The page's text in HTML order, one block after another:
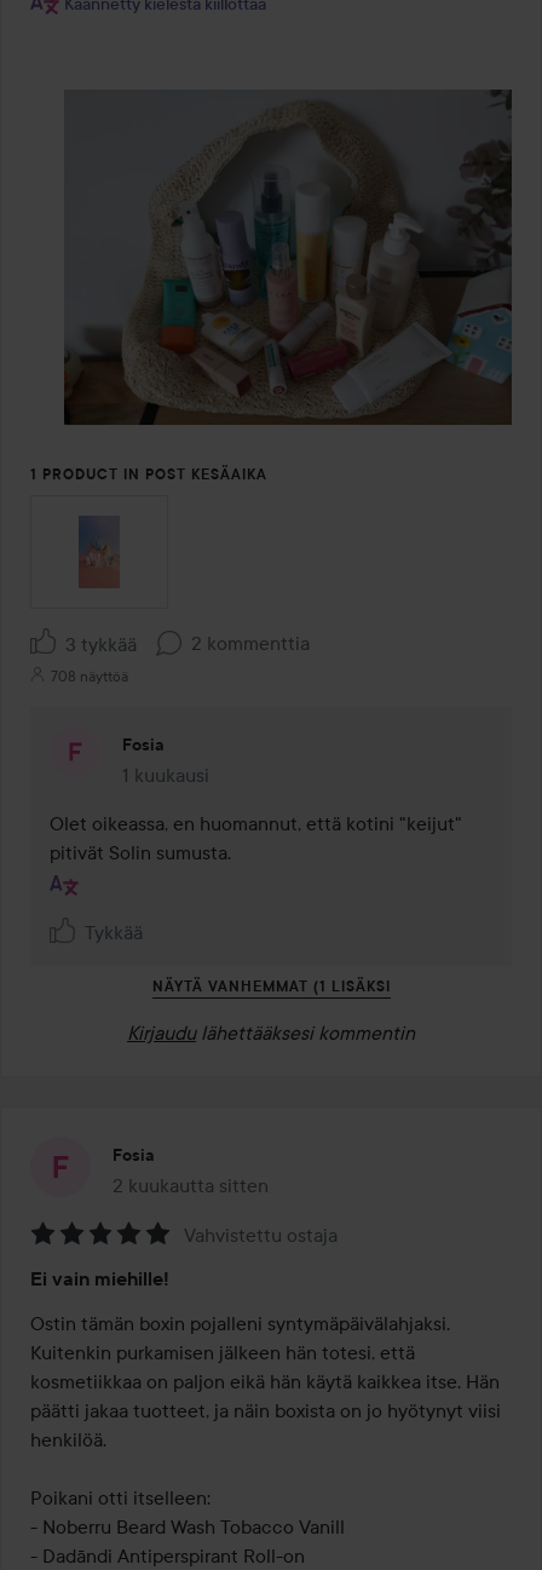
1 PRODUCT IN POST KESÄAIKA
3 tykkää 2 kommenttia
708 näyttöä
Fosia
1 kuukausi
Kommentti lisättiin 1 kuukausi
Olet oikeassa, en huomannut, että kotini "keijut"
pitivät Solin sumusta.
Tykkää
NÄYTÄ VANHEMMAT (1 LISÄKSI
Kirjaudu lähettääksesi kommentin
Fosia
2 kuukautta sitten
Viesti luotiin 2 kuukautta sitten
5
/
5
Vahvistettu ostaja
Ei vain miehille!
Ostin tämän boxin pojalleni syntymäpäivälahjaksi.
Kuitenkin purkamisen jälkeen hän totesi, että
kosmetiikkaa on paljon eikä hän käytä kaikkea itse. Hän
päätti jakaa tuotteet, ja näin boxista on jo hyötynyt viisi
henkilöä.
Poikani otti itselleen:
- Noberru Beard Wash Tobacco Vanill
- Dadāndi Antiperspirant Roll-on